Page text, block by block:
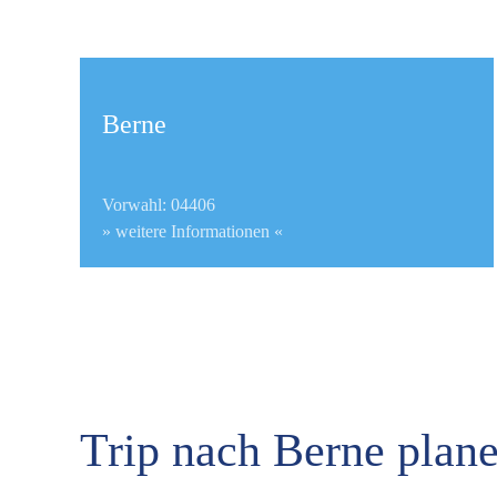
Berne
Vorwahl: 04406
» weitere Informationen «
Trip nach Berne